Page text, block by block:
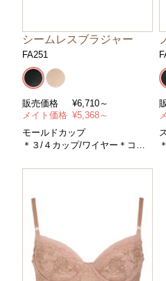
シームレスブラジャー
FA251
販売価格 ¥6,710～
メイト価格 ¥5,368～
モールドカップ
＊３/４カップ/ワイヤー＊コン
～Ｅカップ・アンダー６５～９